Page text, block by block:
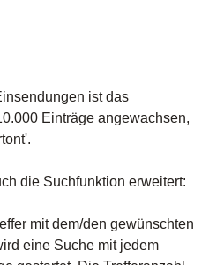
ist das
Einträge angewachsen,
die Suchfunktion erweitert:
mit dem/den gewünschten
eine Suche mit jedem